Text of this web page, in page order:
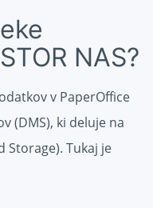
NAS?
v PaperOffice
(DMS), ki deluje na
Storage). Tukaj je